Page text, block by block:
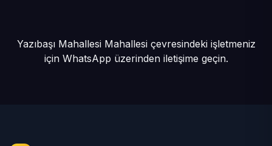
Yazıbaşı Mahallesi Mahallesi çevresindeki işletmeniz
için WhatsApp üzerinden iletişime geçin.